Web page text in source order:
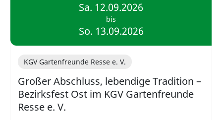
Sa. 12.09.2026
bis
So. 13.09.2026
KGV Gartenfreunde Resse e. V.
Großer Abschluss, lebendige Tradition –
Bezirksfest Ost im KGV Gartenfreunde
Resse e. V.